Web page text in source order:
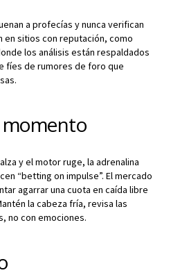
a profecías y nunca verifican
en sitios con reputación, como
los análisis están respaldados
fíes de rumores de foro que
y el motor ruge, la adrenalina
“betting on impulse”. El mercado
agarrar una cuota en caída libre
la cabeza fría, revisa las
no con emociones.